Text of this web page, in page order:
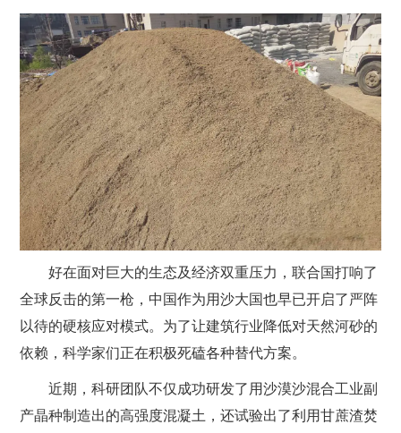
好在面对巨大的生态及经济双重压力，联合国打响了
全球反击的第一枪，中国作为用沙大国也早已开启了严阵
以待的硬核应对模式。为了让建筑行业降低对天然河砂的
依赖，科学家们正在积极死磕各种替代方案。
近期，科研团队不仅成功研发了用沙漠沙混合工业副
产晶种制造出的高强度混凝土，还试验出了利用甘蔗渣焚